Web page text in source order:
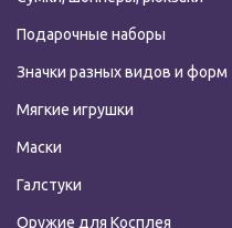
Подарочные наборы
Значки разных видов и форм
Мягкие игрушки
Маски
Галстуки
Оружие для Косплея